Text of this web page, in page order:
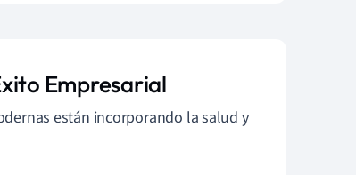
Empresarial
están incorporando la salud y